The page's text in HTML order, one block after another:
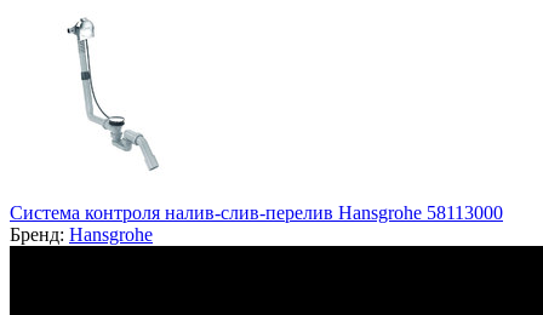
Система контроля налив-слив-перелив Hansgrohe 58113000
Бренд: Hansgrohe